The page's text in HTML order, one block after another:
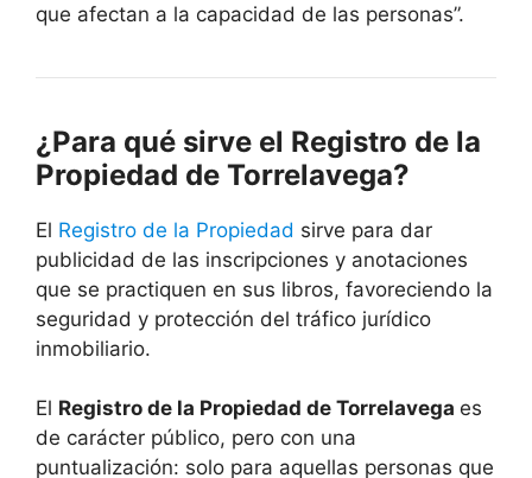
que afectan a la capacidad de las personas”.
¿Para qué sirve el Registro de la
Propiedad de Torrelavega?
El Registro de la Propiedad sirve para dar
publicidad de las inscripciones y anotaciones
que se practiquen en sus libros, favoreciendo la
seguridad y protección del tráfico jurídico
inmobiliario.
El Registro de la Propiedad de Torrelavega es
de carácter público, pero con una
puntualización: solo para aquellas personas que